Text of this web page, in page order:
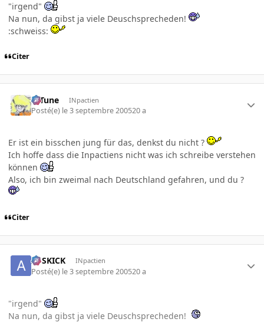
"irgend"
Na nun, da gibst ja viele Deuschsprecheden!
:schweiss:
Citer
D-Tune INpactien
Posté(e) le 3 septembre 200520 a
Er ist ein bisschen jung für das, denkst du nicht ?
Ich hoffe dass die Inpactiens nicht was ich schreibe verstehen
können
Also, ich bin zweimal nach Deutschland gefahren, und du ?
Citer
ASSKICK INpactien
Posté(e) le 3 septembre 200520 a
"irgend"
Na nun, da gibst ja viele Deuschsprecheden!